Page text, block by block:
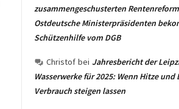
zusammengeschusterten
Ostdeutsche Ministerpräsidenten
Schützenhilfe vom DGB
Christof bei Jahresbericht der
Wasserwerke für 2025: Wenn Hitze und
Verbrauch steigen lassen